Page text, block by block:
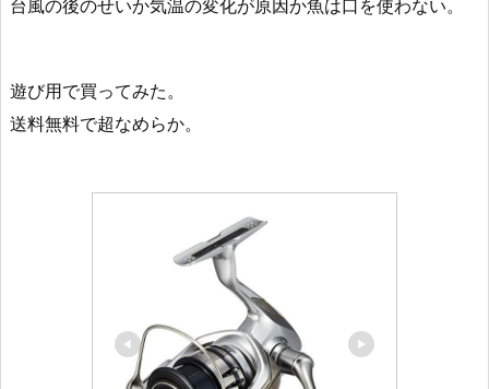
台風の後のせいか気温の変化が原因か魚は口を使わない。
遊び用で買ってみた。
送料無料で超なめらか。